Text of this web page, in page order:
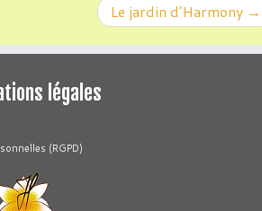
Le jardin d’Harmony →
légales
(RGPD)